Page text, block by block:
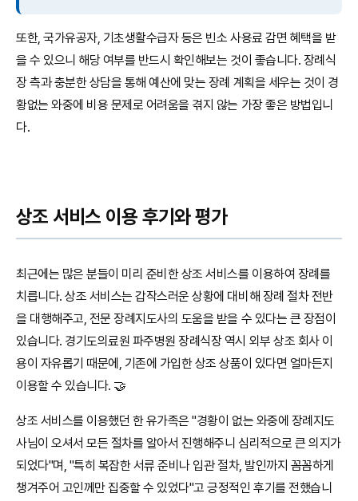
또한, 국가유공자, 기초생활수급자 등은 빈소 사용료 감면 혜택을 받
을 수 있으니 해당 여부를 반드시 확인해보는 것이 좋습니다. 장례식
장 측과 충분한 상담을 통해 예산에 맞는 장례 계획을 세우는 것이 경
황없는 와중에 비용 문제로 어려움을 겪지 않는 가장 좋은 방법입니
다.
상조 서비스 이용 후기와 평가
최근에는 많은 분들이 미리 준비한 상조 서비스를 이용하여 장례를
치릅니다. 상조 서비스는 갑작스러운 상황에 대비해 장례 절차 전반
을 대행해주고, 전문 장례지도사의 도움을 받을 수 있다는 큰 장점이
있습니다. 경기도의료원 파주병원 장례식장 역시 외부 상조 회사 이
용이 자유롭기 때문에, 기존에 가입한 상조 상품이 있다면 얼마든지
이용할 수 있습니다. 🤝
상조 서비스를 이용했던 한 유가족은 "경황이 없는 와중에 장례지도
사님이 오셔서 모든 절차를 알아서 진행해주니 심리적으로 큰 의지가
되었다"며, "특히 복잡한 서류 준비나 입관 절차, 발인까지 꼼꼼하게
챙겨주어 고인께만 집중할 수 있었다"고 긍정적인 후기를 전했습니